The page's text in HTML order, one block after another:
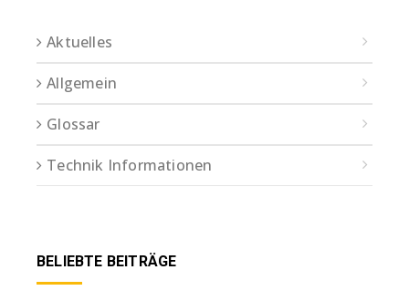
Aktuelles
Allgemein
Glossar
Technik Informationen
BELIEBTE BEITRÄGE